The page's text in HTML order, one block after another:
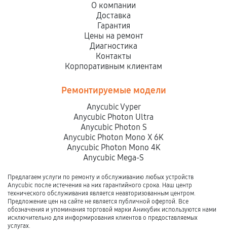
О компании
Доставка
Гарантия
Цены на ремонт
Диагностика
Контакты
Корпоративным клиентам
Ремонтируемые модели
Anycubic Vyper
Anycubic Photon Ultra
Anycubic Photon S
Anycubic Photon Mono X 6K
Anycubic Photon Mono 4K
Anycubic Mega-S
Предлагаем услуги по ремонту и обслуживанию любых устройств
Anycubic после истечения на них гарантийного срока. Наш центр
технического обслуживания является неавторизованным центром.
Предложение цен на сайте не является публичной офертой. Все
обозначения и упоминания торговой марки Аникубик используются нами
исключительно для информирования клиентов о предоставляемых
услугах.